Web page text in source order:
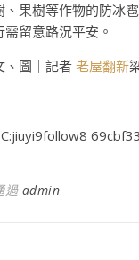
、果樹等作物的防冰
需留意路況平安。
、圖｜記者 老屋翻新
過 admin